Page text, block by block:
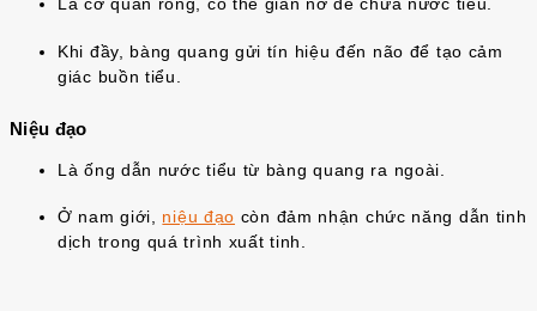
Là cơ quan rỗng, có thể giãn nở để chứa nước tiểu.
Khi đầy, bàng quang gửi tín hiệu đến não để tạo cảm
giác buồn tiểu.
Niệu đạo
Là ống dẫn nước tiểu từ bàng quang ra ngoài.
Ở nam giới, niệu đạo còn đảm nhận chức năng dẫn tinh
dịch trong quá trình xuất tinh.